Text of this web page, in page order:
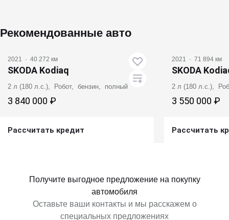
Рекомендованные авто
2021 · 40 272 км
SKODA Kodiaq
2 л (180 л.с.), Робот, бензин, полный
3 840 000 ₽
Рассчитать кредит
2021 · 71 894 км
SKODA
2 л (180 л.с.),
3 550 000 ₽
Рассчитать
Получите выгодное предложение на покупку
автомобиля
Оставьте ваши контакты и мы расскажем о
специальных предложениях